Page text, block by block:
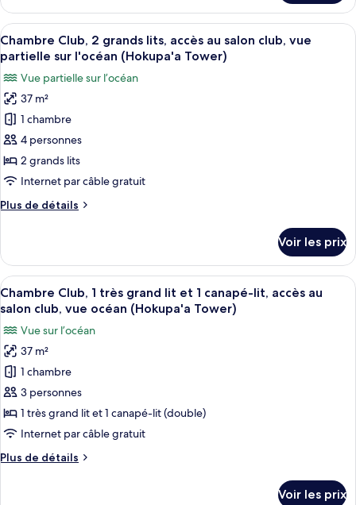
grand
lit,
vue
océan
(Kukahi)
le
type
de
chambre
Chambre,
très
grand
lit,
vue
(Kukahi)
Afficher
toutes
les
photos
pour
ce
type
de
chambre :
Club,
lits,
accès
au
salon
club,
vue
partielle
sur
l'océan
(Hokupa'a
Tower)
Une chambre d’hôtel avec deux
8
Chambre Club, 2 grands lits, accès au salon club, vue
partielle sur l'océan (Hokupa'a Tower)
Vue partielle sur l’océan
37 m²
1 chambre
4 personnes
2 grands lits
Internet par câble gratuit
Plus de détails
Plus
le
type
de
chambre
Club,
2
grands
lits,
accès
salon
club,
partielle
Voir les prix
Afficher
toutes
photos
pour
ce
type
de
chambre :
Club,
Une chambre d’hôtel moderne
5
Chambre Club, 1 très grand lit et 1 canapé-lit, accès au
salon club, vue océan (Hokupa'a Tower)
Vue sur l’océan
37 m²
1 chambre
3 personnes
1 très grand lit et 1 canapé-lit (double)
Internet par câble gratuit
Plus de détails
Plus
Voir les prix